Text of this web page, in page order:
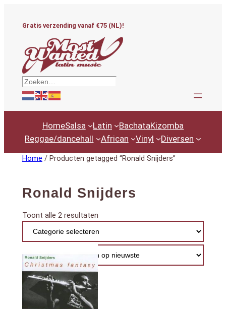
Gratis verzending vanaf €75 (NL)!
Zoeken
HomeSalsa Latin BachataKizomba
Reggae/dancehall
African Vinyl Diversen
Home / Producten getagged “Ronald Snijders”
Ronald Snijders
Toont alle 2 resultatenGesorteerd
nieuwste